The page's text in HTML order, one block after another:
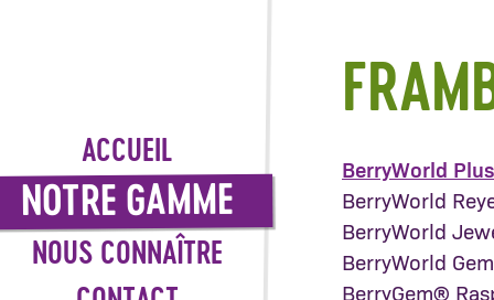
ACCUEIL
NOTRE GAMME
NOUS CONNAÎTRE
BerryWorld
BerryWorld
BerryWorld
BerryWorld
BerryGem®